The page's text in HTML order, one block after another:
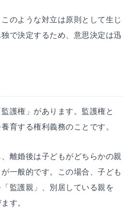
のような対立は原則として生じ
で決定するため、意思決定は迅
護権」があります。監護権と
育する権利義務のことです。
離婚後は子どもがどちらかの親
一般的です。この場合、子ども
監護親」、別居している親を
す。